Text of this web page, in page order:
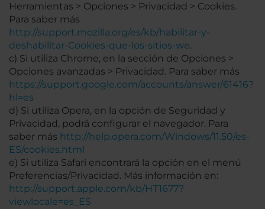
Herramientas > Opciones > Privacidad > Cookies.
Para saber más
http://support.mozilla.org/es/kb/habilitar-y-
deshabilitar-Cookies-que-los-sitios-we.
c) Si utiliza Chrome, en la sección de Opciones >
Opciones avanzadas > Privacidad. Para saber más
https://support.google.com/accounts/answer/61416?
hl=es
d) Si utiliza Opera, en la opción de Seguridad y
Privacidad, podrá configurar el navegador. Para
saber más http://help.opera.com/Windows/11.50/es-
ES/cookies.html
e) Si utiliza Safari encontrará la opción en el menú
Preferencias/Privacidad. Más información en:
http://support.apple.com/kb/HT1677?
viewlocale=es_ES